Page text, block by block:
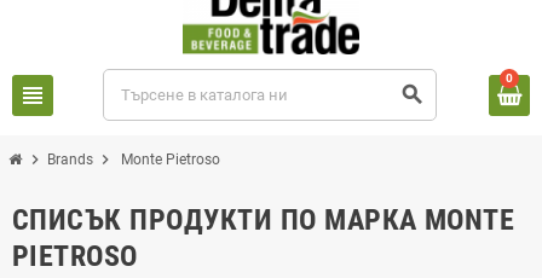
view_headline search
0
chevron_right Brands chevron_right Monte Pietroso
СПИСЪК ПРОДУКТИ ПО МАРКА MONTE
PIETROSO